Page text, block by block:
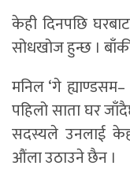
केही दिनपछि
सोधखोज हुन्छ ।
मनिल ‘गे
पहिलो साता घर
सदस्यले उनलाई
औंला उठाउने छैन ।